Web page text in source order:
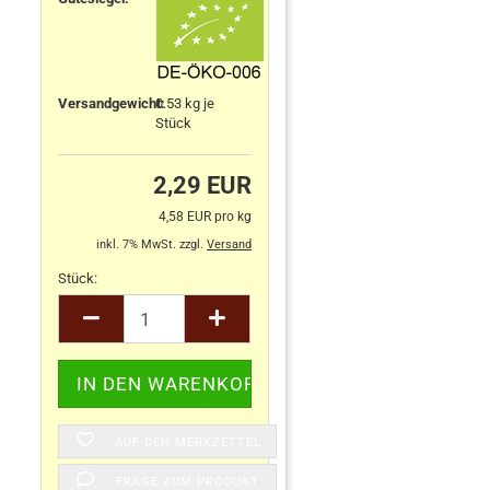
Versandgewicht:0.53kg je
Stück
2,29 EUR
4,58 EUR pro kg
inkl. 7% MwSt. zzgl. Versand
Stück:
Stück